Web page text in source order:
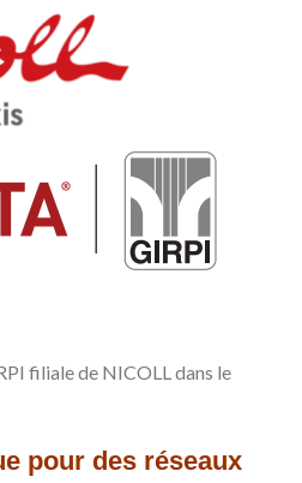
filiale de NICOLL dans le
pour des réseaux